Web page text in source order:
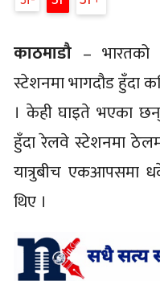
काठमाडौ – भारतको
स्टेशनमा भागदौड हुँदा
। केही घाइते भएका
हुँदा रेलवे स्टेशनमा
यात्रुबीच एकआपसमा
थिए ।